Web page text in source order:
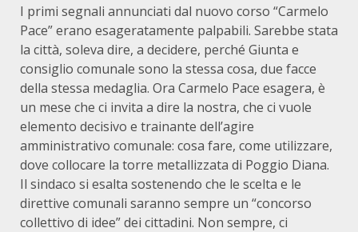
I primi segnali annunciati dal nuovo corso “Carmelo
Pace” erano esageratamente palpabili. Sarebbe stata
la città, soleva dire, a decidere, perché Giunta e
consiglio comunale sono la stessa cosa, due facce
della stessa medaglia. Ora Carmelo Pace esagera, è
un mese che ci invita a dire la nostra, che ci vuole
elemento decisivo e trainante dell’agire
amministrativo comunale: cosa fare, come utilizzare,
dove collocare la torre metallizzata di Poggio Diana.
Il sindaco si esalta sostenendo che le scelta e le
direttive comunali saranno sempre un “concorso
collettivo di idee” dei cittadini. Non sempre, ci